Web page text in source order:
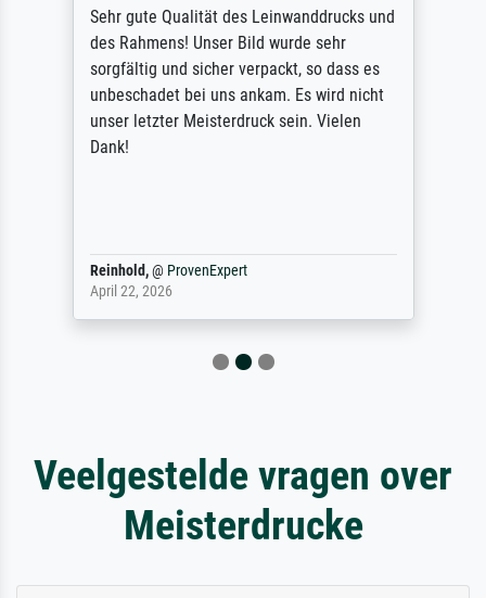
Sehr gute Qualität des Leinwanddrucks und
des Rahmens! Unser Bild wurde sehr
sorgfältig und sicher verpackt, so dass es
unbeschadet bei uns ankam. Es wird nicht
unser letzter Meisterdruck sein. Vielen
Dank!
Reinhold,@ ProvenExpert
April 22, 2026
Veelgestelde vragen over
Meisterdrucke